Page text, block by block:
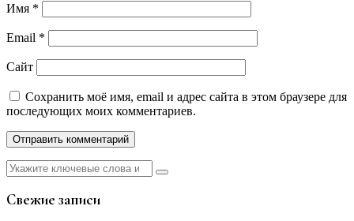
Имя *
Email *
Сайт
Сохранить моё имя, email и адрес сайта в этом браузере для
последующих моих комментариев.
Найти:
Свежие записи